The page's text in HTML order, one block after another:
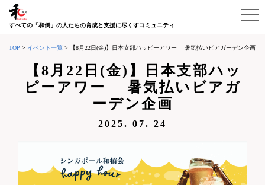
すべての「和僑」の人たちの育成と支援に尽くすコミュニティ
TOP > イベント一覧 > 【8月22日(金)】日本支部ハッピーアワー 暑気払いビアガーデン企画
【8月22日(金)】日本支部ハッ
ピーアワー 暑気払いビアガ
ーデン企画
2025. 07. 24